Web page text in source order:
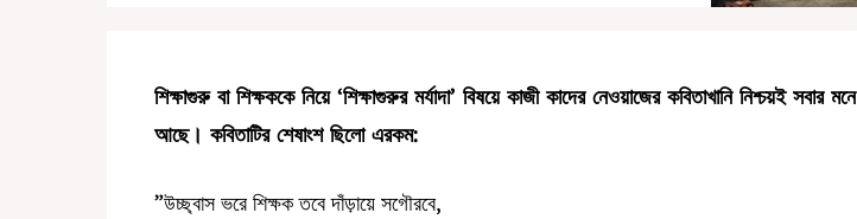
শিক্ষাগুরু বা শিক্ষককে নিয়ে ‘শিক্ষাগুরুর মর্যাদা’ বিষয়ে কাজী কাদের নেওয়াজের কবিতাখানি নিশ্চয়ই সবার মনে
আছে। কবিতাটির শেষাংশ ছিলো এরকম:
”উচ্ছ্বাস ভরে শিক্ষক তবে দাঁড়ায়ে সগৌরবে,